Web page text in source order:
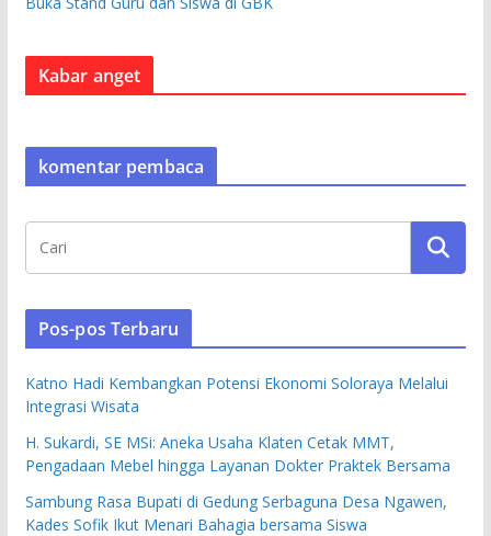
Kabar anget
komentar pembaca
Pos-pos Terbaru
Katno Hadi Kembangkan Potensi Ekonomi Soloraya Melalui
Integrasi Wisata
H. Sukardi, SE MSi: Aneka Usaha Klaten Cetak MMT,
Pengadaan Mebel hingga Layanan Dokter Praktek Bersama
Sambung Rasa Bupati di Gedung Serbaguna Desa Ngawen,
Kades Sofik Ikut Menari Bahagia bersama Siswa